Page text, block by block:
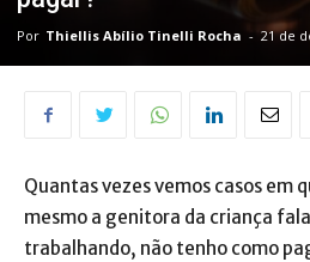
Por Thiellis Abílio Tinelli Rocha - 21 de
Quantas vezes vemos casos em
mesmo a genitora da criança
trabalhando, não tenho como